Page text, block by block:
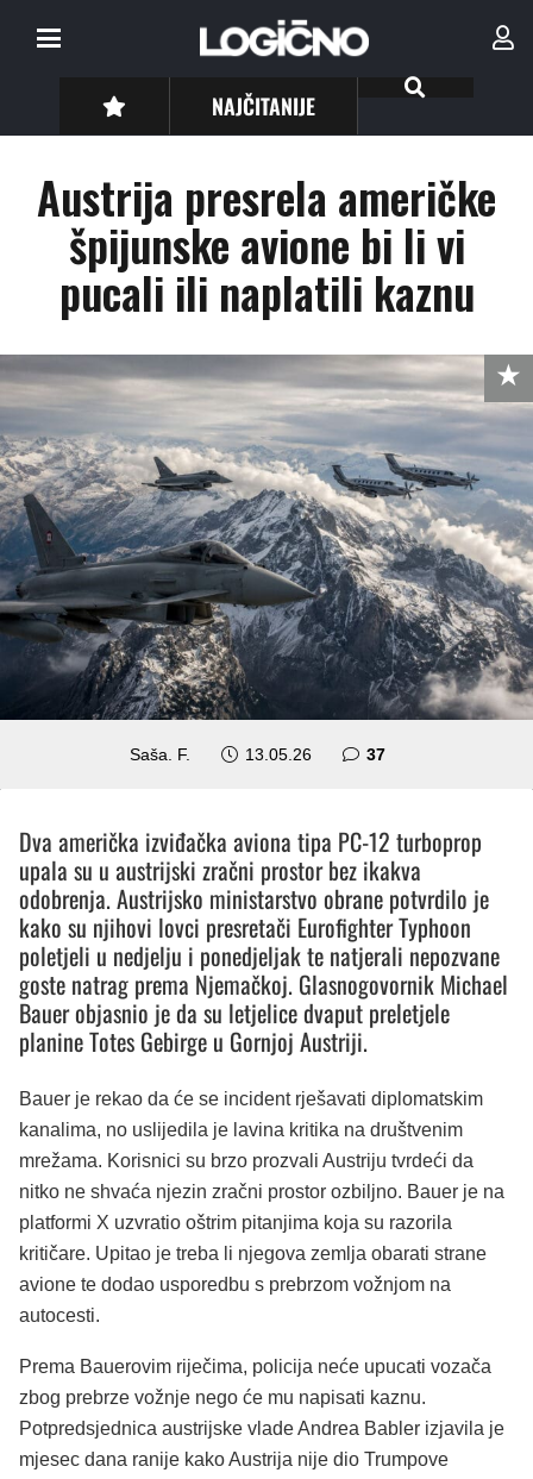
NAJČITANIJE
Austrija presrela američke
špijunske avione bi li vi
pucali ili naplatili kaznu
Saša. F. 13.05.26 37komentara
Dva američka izviđačka aviona tipa PC-12 turboprop
upala su u austrijski zračni prostor bez ikakva
odobrenja. Austrijsko ministarstvo obrane potvrdilo je
kako su njihovi lovci presretači Eurofighter Typhoon
poletjeli u nedjelju i ponedjeljak te natjerali nepozvane
goste natrag prema Njemačkoj. Glasnogovornik Michael
Bauer objasnio je da su letjelice dvaput preletjele
planine Totes Gebirge u Gornjoj Austriji.
Bauer je rekao da će se incident rješavati diplomatskim
kanalima, no uslijedila je lavina kritika na društvenim
mrežama. Korisnici su brzo prozvali Austriju tvrdeći da
nitko ne shvaća njezin zračni prostor ozbiljno. Bauer je na
platformi X uzvratio oštrim pitanjima koja su razorila
kritičare. Upitao je treba li njegova zemlja obarati strane
avione te dodao usporedbu s prebrzom vožnjom na
autocesti.
Prema Bauerovim riječima, policija neće upucati vozača
zbog prebrze vožnje nego će mu napisati kaznu.
Potpredsjednica austrijske vlade Andrea Babler izjavila je
mjesec dana ranije kako Austrija nije dio Trumpove